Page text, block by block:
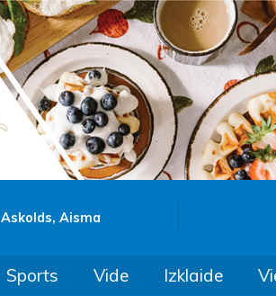
Askolds, Aisma
Sports Vide Izklaide